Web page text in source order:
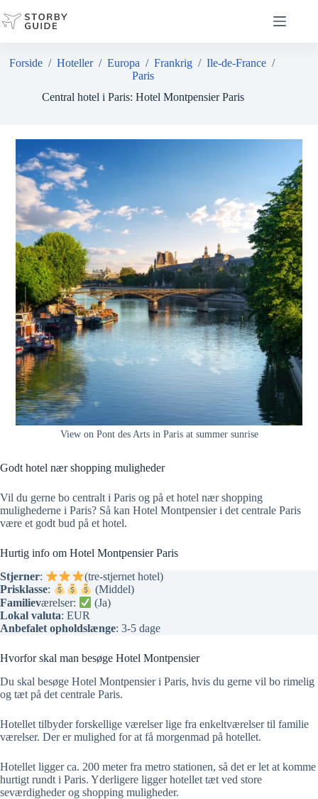
til
indhold
Forside/ Hoteller/ Europa / Frankrig/ Ile-de-France/
Paris
Central hotel i Paris: Hotel Montpensier Paris
View on Pont des Arts in Paris at summer sunrise
Godt hotel nær shopping muligheder
Vil du gerne bo centralt i Paris og på et hotel nær shopping
mulighederne i Paris? Så kan Hotel Montpensier i det centrale Paris
være et godt bud på et hotel.
Hurtig info om Hotel Montpensier Paris
Stjerner:
(tre-stjernet hotel)
Prisklasse:
(Middel)
Familieværelser:
(Ja)
Lokal valuta: EUR
Anbefalet opholdslænge: 3-5 dage
Hvorfor skal man besøge Hotel Montpensier
Du skal besøge Hotel Montpensier i Paris, hvis du gerne vil bo rimelig
og tæt på det centrale Paris.
Hotellet tilbyder forskellige værelser lige fra enkeltværelser til familie
værelser. Der er mulighed for at få morgenmad på hotellet.
Hotellet ligger ca. 200 meter fra metro stationen, så det er let at komme
hurtigt rundt i Paris. Yderligere ligger hotellet tæt ved store
seværdigheder og shopping muligheder.